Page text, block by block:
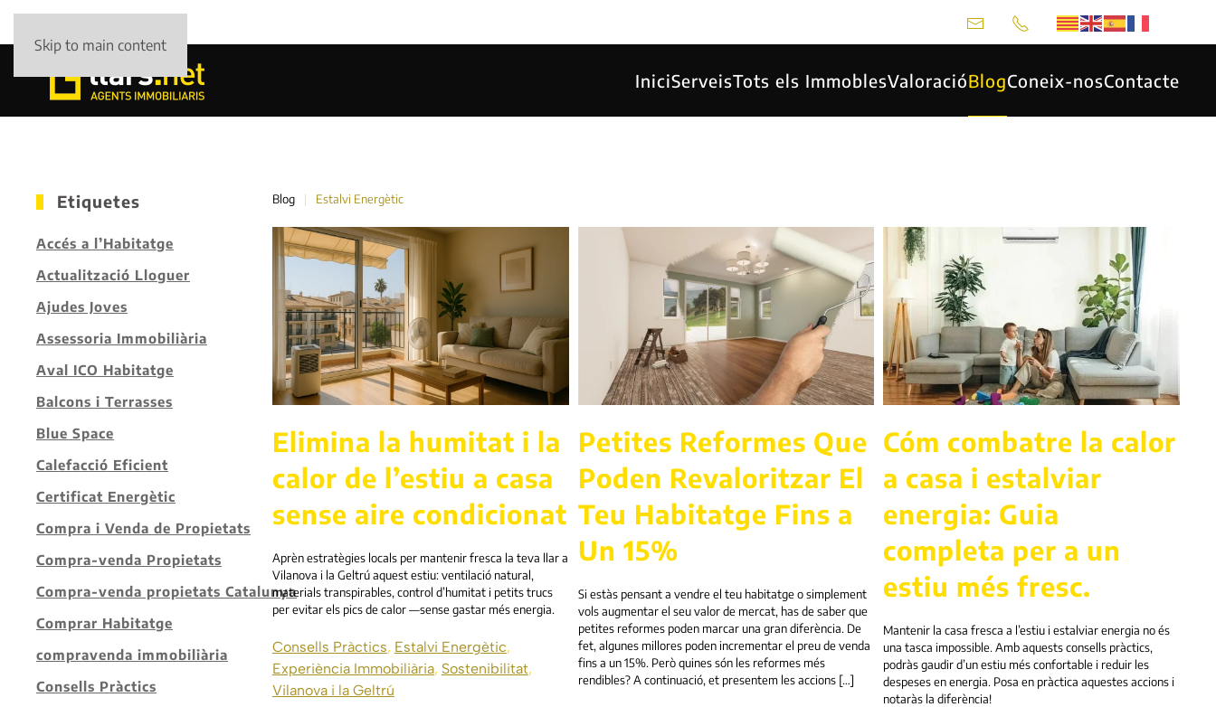
Skip to main content
IniciServeisTots els ImmoblesValoracióBlogConeix-nosContacte
Etiquetes
Accés a l’Habitatge
Actualització Lloguer
Ajudes Joves
Assessoria Immobiliària
Aval ICO Habitatge
Balcons i Terrasses
Blue Space
Calefacció Eficient
Certificat Energètic
Compra i Venda de Propietats
Compra-venda Propietats
Compra-venda propietats Catalunya
Comprar Habitatge
compravenda immobiliària
Consells Pràctics
Blog Estalvi Energètic
Elimina la humitat i la
calor de l’estiu a casa
sense aire condicionat
Aprèn estratègies locals per mantenir fresca la teva llar a
Vilanova i la Geltrú aquest estiu: ventilació natural,
materials transpirables, control d’humitat i petits trucs
per evitar els pics de calor —sense gastar més energia.
Consells Pràctics, Estalvi Energètic,
Experiència Immobiliària, Sostenibilitat,
Vilanova i la Geltrú
Petites Reformes Que
Poden Revaloritzar El
Teu Habitatge Fins a
Un 15%
Si estàs pensant a vendre el teu habitatge o simplement
vols augmentar el seu valor de mercat, has de saber que
petites reformes poden marcar una gran diferència. De
fet, algunes millores poden incrementar el preu de venda
fins a un 15%. Però quines són les reformes més
rendibles? A continuació, et presentem les accions […]
Cóm combatre la calor
a casa i estalviar
energia: Guia
completa per a un
estiu més fresc.
Mantenir la casa fresca a l’estiu i estalviar energia no és
una tasca impossible. Amb aquests consells pràctics,
podràs gaudir d’un estiu més confortable i reduir les
despeses en energia. Posa en pràctica aquestes accions i
notaràs la diferència!